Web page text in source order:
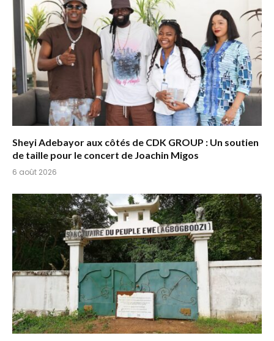
Sheyi Adebayor aux côtés de CDK GROUP : Un soutien
de taille pour le concert de Joachin Migos
6 août 2026